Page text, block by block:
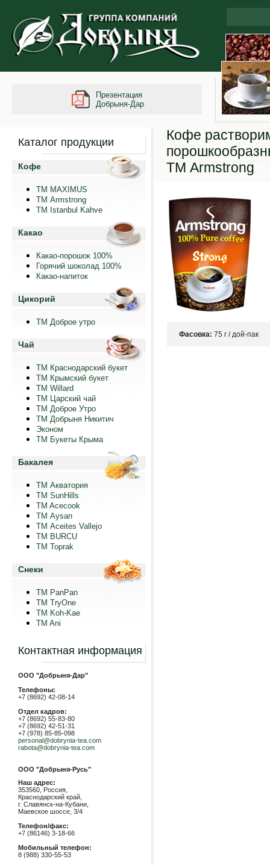
Презентация
Добрыня-Дар
Каталог продукции
Кофе
ТМ MAXIMUS
ТМ Armstrong
TM Istanbul Kahve
Какао
Какао-порошок 100%
Горячий шоколад 100%
Какао-напиток
Цикорий
ТМ Доброе утро
Чай
ТМ Краснодарский букет
ТМ Крымский букет
ТМ Willard
ТМ Царский чай
ТМ Доброе Утро
ТМ Добрыня Никитич
Эконом
ТМ Букеты Крыма
Бакалея
ТМ Акватория
ТМ SunHills
TM Acecook
ТМ Aysan
ТМ Aceites Vallejo
TM BURCU
TM Toprak
Снеки
TM PanPan
ТМ TryOne
ТМ Koh-Kae
TM Ani
Контактная информация
ООО "Добрыня-Дар"
Телефоны:
+7 (8692) 42-08-14
Отдел кадров:
+7 (8692) 55-83-80
+7 (8692) 42-51-31
+7 (978) 85-85-098
personal@dobrynia-tea.com
rabota@dobrynia-tea.com
ООО "Добрыня-Русь"
Наш адрес:
353560, Россия,
Краснодарский край,
г. Славянск-на-Кубани,
Маевское шоссе, 3/4
Телефон/факс:
+7 (86146) 3-18-66
Мобильный телефон:
8 (988) 330-55-53
Кофе
ТМ Armstrong
Фасовка: 75 г / дой-пак